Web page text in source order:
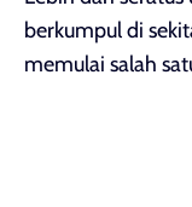
berkumpul di
memulai salah